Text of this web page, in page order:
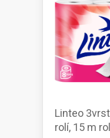
Linteo
rolí, 15 m